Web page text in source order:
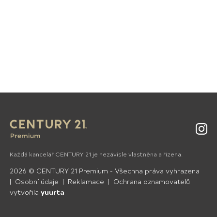
Každá kancelář CENTURY 21 je nezávisle vlastněna a řízena.
2026 © CENTURY 21 Premium - Všechna práva vyhrazena
Osobní údaje
Reklamace
Ochrana oznamovatelů
vytvořila yuurta